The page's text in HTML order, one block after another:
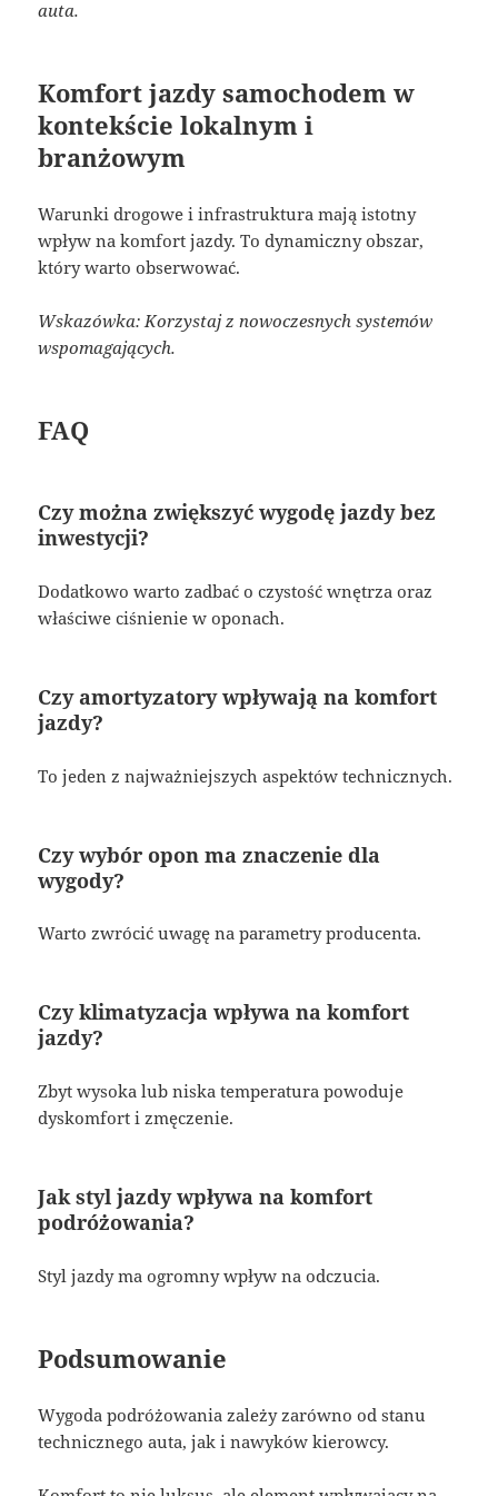
auta.
Komfort jazdy samochodem w
kontekście lokalnym i
branżowym
Warunki drogowe i infrastruktura mają istotny
wpływ na komfort jazdy. To dynamiczny obszar,
który warto obserwować.
Wskazówka: Korzystaj z nowoczesnych systemów
wspomagających.
FAQ
Czy można zwiększyć wygodę jazdy bez
inwestycji?
Dodatkowo warto zadbać o czystość wnętrza oraz
właściwe ciśnienie w oponach.
Czy amortyzatory wpływają na komfort
jazdy?
To jeden z najważniejszych aspektów technicznych.
Czy wybór opon ma znaczenie dla
wygody?
Warto zwrócić uwagę na parametry producenta.
Czy klimatyzacja wpływa na komfort
jazdy?
Zbyt wysoka lub niska temperatura powoduje
dyskomfort i zmęczenie.
Jak styl jazdy wpływa na komfort
podróżowania?
Styl jazdy ma ogromny wpływ na odczucia.
Podsumowanie
Wygoda podróżowania zależy zarówno od stanu
technicznego auta, jak i nawyków kierowcy.